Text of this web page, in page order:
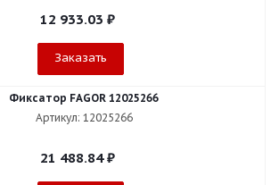
12 933.03 ₽
Заказать
Фиксатор FAGOR 12025266
Артикул: 12025266
21 488.84₽